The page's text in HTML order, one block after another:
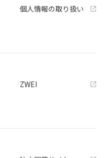
個人情報の取り扱い
ZWEI